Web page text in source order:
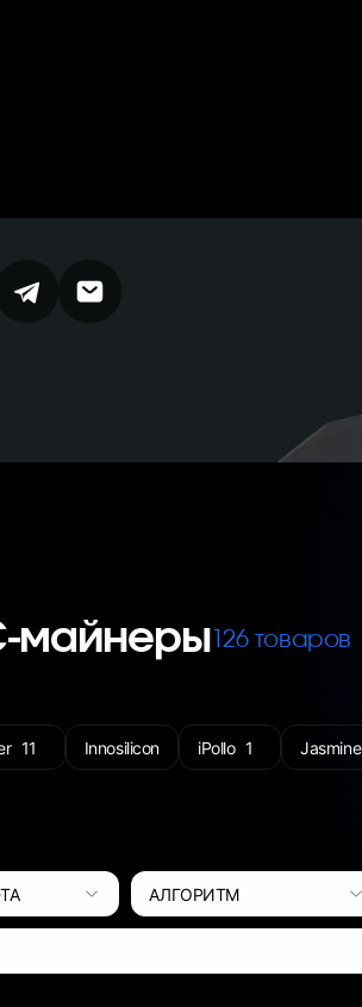
майнеры 126 товаров
11 Innosilicon iPollo 1
АЛГОРИТМ